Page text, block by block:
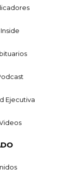
Inside
Ejecutiva